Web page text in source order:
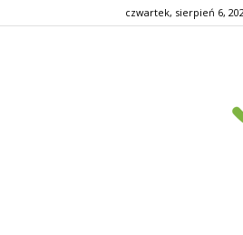
czwartek, sierpień 6,